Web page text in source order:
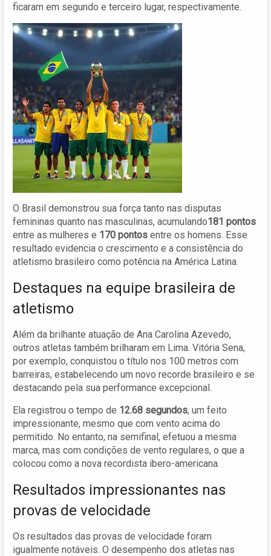
ficaram em segundo e terceiro lugar, respectivamente.
O Brasil demonstrou sua força tanto nas disputas
femininas quanto nas masculinas, acumulando181 pontos
entre as mulheres e 170 pontos entre os homens. Esse
resultado evidencia o crescimento e a consistência do
atletismo brasileiro como potência na América Latina.
Destaques na equipe brasileira de
atletismo
Além da brilhante atuação de Ana Carolina Azevedo,
outros atletas também brilharam em Lima. Vitória Sena,
por exemplo, conquistou o título nos 100 metros com
barreiras, estabelecendo um novo recorde brasileiro e se
destacando pela sua performance excepcional.
Ela registrou o tempo de 12.68 segundos, um feito
impressionante, mesmo que com vento acima do
permitido. No entanto, na semifinal, efetuou a mesma
marca, mas com condições de vento regulares, o que a
colocou como a nova recordista ibero-americana.
Resultados impressionantes nas
provas de velocidade
Os resultados das provas de velocidade foram
igualmente notáveis. O desempenho dos atletas nas